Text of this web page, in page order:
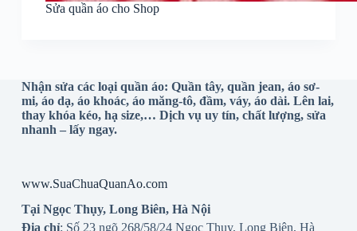
Sửa quần áo cho Shop
Nhận sửa các loại quần áo: Quần tây, quần jean, áo sơ-
mi, áo dạ, áo khoác, áo măng-tô, đầm, váy, áo dài. Lên lai,
thay khóa kéo, hạ size,… Dịch vụ uy tín, chất lượng, sửa
nhanh – lấy ngay.
www.SuaChuaQuanAo.com
Tại Ngọc Thụy, Long Biên, Hà Nội
Địa chỉ: Số 23 ngõ 268/58/24 Ngọc Thụy, Long Biên, Hà